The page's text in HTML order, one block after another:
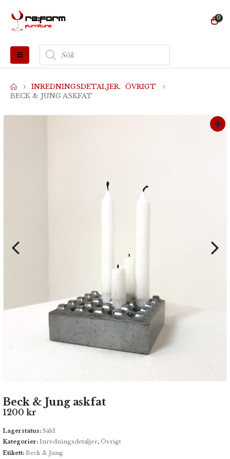
0
Produktsökning
INREDNINGSDETALJER, ÖVRIGT
BECK & JUNG ASKFAT
Beck & Jung askfat
1200 kr
Lagerstatus: Såld
Kategorier: Inredningsdetaljer, Övrigt
Etikett: Beck & Jung